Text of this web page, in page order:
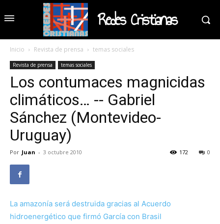
Redes Cristianas
Inicio Revista de prensa temas sociales
Revista de prensa temas sociales
Los contumaces magnicidas
climáticos… -- Gabriel
Sánchez (Montevideo-
Uruguay)
Por Juan - 3 octubre 2010 0
172
La amazonía será destruida gracias al Acuerdo
hidroenergético que firmó García con Brasil